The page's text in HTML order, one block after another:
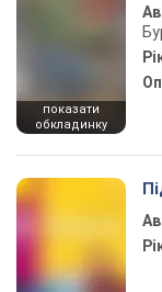
показати
обкладинку